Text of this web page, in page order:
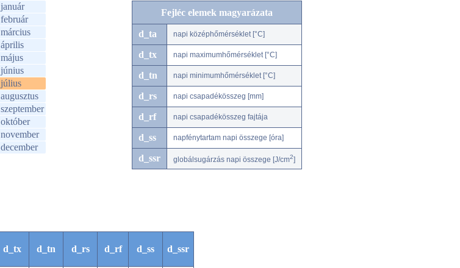
január
február
március
április
május
június
július
augusztus
szeptember
október
november
december
Fejléc elemek magyarázata
d_ta napi középhőmérséklet [°C]
d_tx napi maximumhőmérséklet [°C]
d_tn napi minimumhőmérséklet [°C]
d_rs napi csapadékösszeg [mm]
d_rf napi csapadékösszeg fajtája
d_ss napfénytartam napi összege [óra]
d_ssr globálsugárzás napi összege [J/cm2]
d_tx d_tn d_rs d_rf d_ss d_ssr